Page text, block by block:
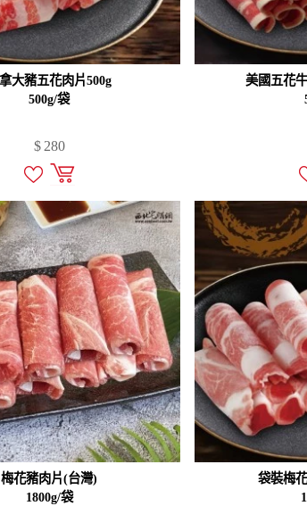
大豬五花肉片500g
500g/袋
$ 280
美國五花
梅花豬肉片(台灣)
1800g/袋
袋裝梅